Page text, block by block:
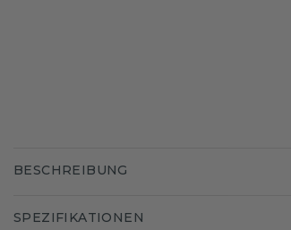
BESCHREIBUNG
SPEZIFIKATIONEN